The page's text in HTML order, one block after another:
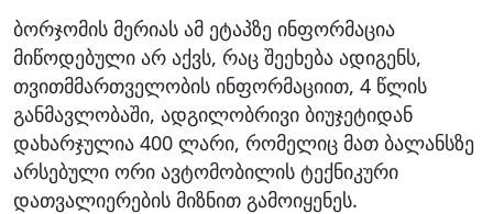
ბორჯომის მერიას ამ ეტაპზე ინფორმაცია
მიწოდებული არ აქვს, რაც შეეხება ადიგენს,
თვითმმართველობის ინფორმაციით, 4 წლის
განმავლობაში, ადგილობრივი ბიუჯეტიდან
დახარჯულია 400 ლარი, რომელიც მათ ბალანსზე
არსებული ორი ავტომობილის ტექნიკური
დათვალიერების მიზნით გამოიყენეს.